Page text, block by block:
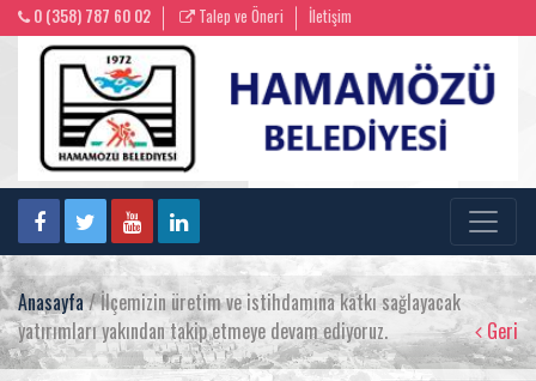
0 (358) 787 60 02 Talep ve Öneri İletişim
Anasayfa/ İlçemizin üretim ve istihdamına katkı sağlayacak
yatırımları yakından takip etmeye devam ediyoruz.
Geri